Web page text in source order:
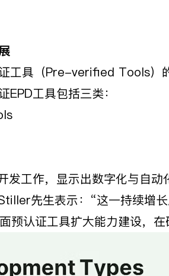
工具（Pre-verified Tools）
EPD工具包括三类：
发工作，显示出数字化与自动
先生表示：“这一持续增
预认证工具扩大能力建设，